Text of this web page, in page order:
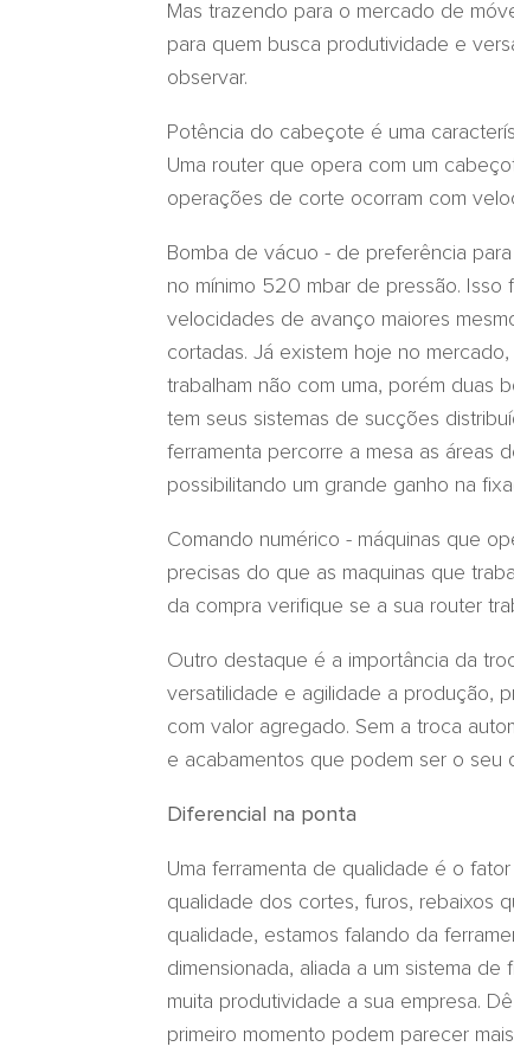
Mas trazendo para o mercado de
para quem busca produtividade e
observar.
Potência do cabeçote é uma
Uma router que opera com um
operações de corte ocorram com
Bomba de vácuo - de preferência
no mínimo 520 mbar de pressão.
velocidades de avanço maiores
cortadas. Já existem hoje no
trabalham não com uma, porém duas
tem seus sistemas de sucções
ferramenta percorre a mesa as áreas
possibilitando um grande ganho na
Comando numérico - máquinas que
precisas do que as maquinas que
da compra verifique se a sua router
Outro destaque é a importância da
versatilidade e agilidade a produção,
com valor agregado. Sem a troca
e acabamentos que podem ser o seu
Diferencial na ponta
Uma ferramenta de qualidade é o
qualidade dos cortes, furos, rebaixos
qualidade, estamos falando da
dimensionada, aliada a um sistema
muita produtividade a sua empresa.
primeiro momento podem parecer